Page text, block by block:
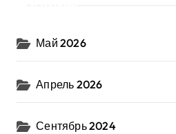
Май 2026
Апрель 2026
Сентябрь 2024